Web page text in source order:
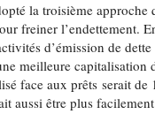
la troisième approche
freiner l’endettement.
d’émission de
meilleure capitalisation
face aux prêts serait de
aussi être plus